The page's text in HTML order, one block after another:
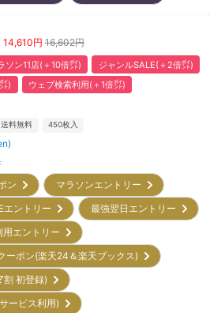
14,610円 16,602円
ソン11店(＋10倍㌽)
ジャンルSALE(＋2倍㌽)
)
ウェブ検索利用(＋1倍㌽)
送料無料 450枚入
ン
マラソンエントリー
エントリー
最強翌日エントリー
用エントリー
ーポン(楽天24＆楽天ブックス)
割 初登録)
ービス利用)